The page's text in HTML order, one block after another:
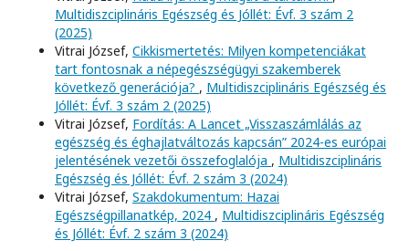
Multidiszciplináris Egészség és Jóllét: Évf. 3 szám 2
(2025)
Vitrai József, Cikkismertetés: Milyen kompetenciákat
tart fontosnak a népegészségügyi szakemberek
következő generációja? , Multidiszciplináris Egészség és
Jóllét: Évf. 3 szám 2 (2025)
Vitrai József, Fordítás: A Lancet „Visszaszámlálás az
egészség és éghajlatváltozás kapcsán” 2024-es európai
jelentésének vezetői összefoglalója , Multidiszciplináris
Egészség és Jóllét: Évf. 2 szám 3 (2024)
Vitrai József, Szakdokumentum: Hazai
Egészségpillanatkép, 2024 , Multidiszciplináris Egészség
és Jóllét: Évf. 2 szám 3 (2024)